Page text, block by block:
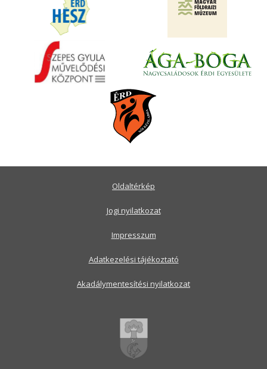
Oldaltérkép
Jogi nyilatkozat
Impresszum
Adatkezelési tájékoztató
Akadálymentesítési nyilatkozat